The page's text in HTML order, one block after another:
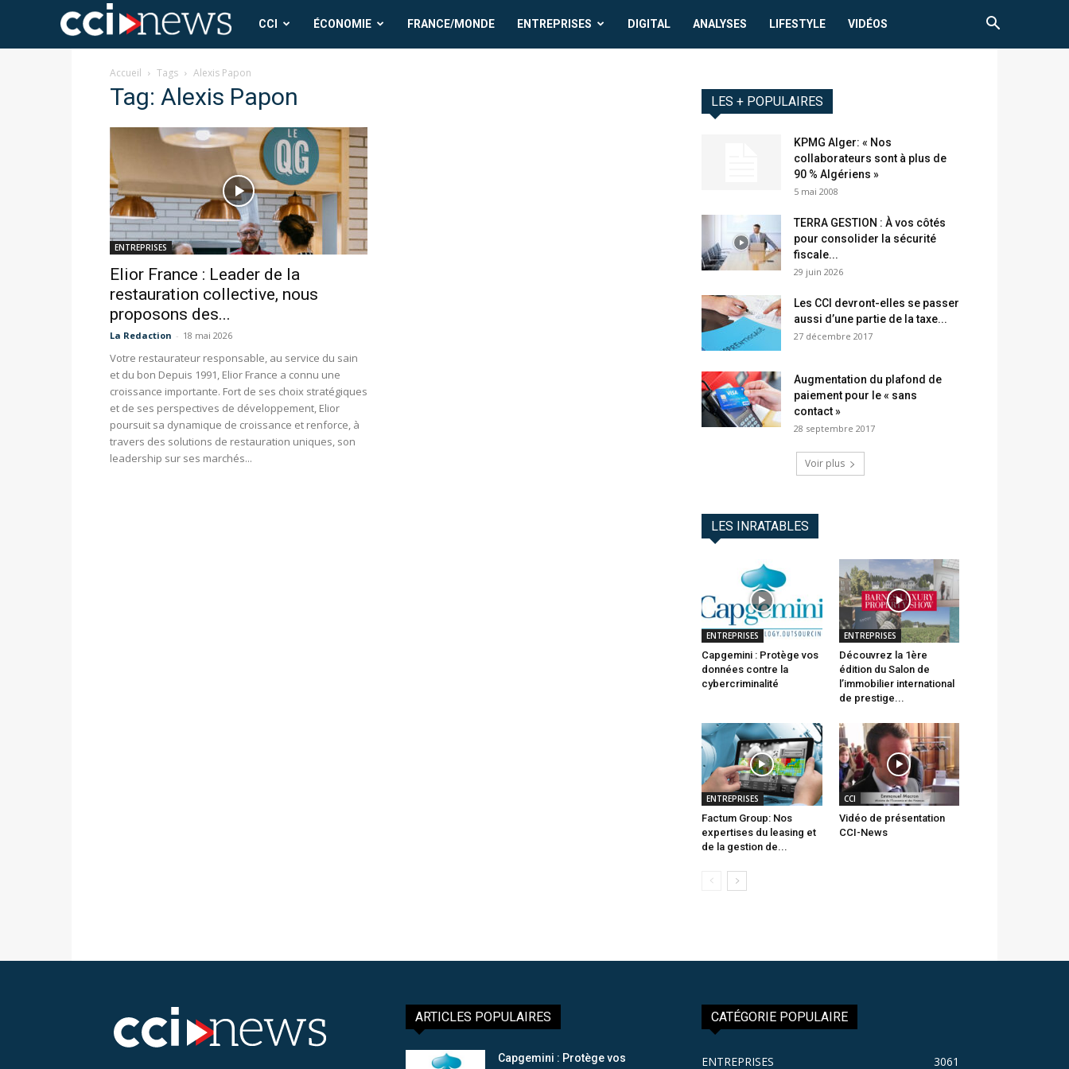
CCI
News
CCI ÉCONOMIE FRANCE/MONDE ENTREPRISES DIGITAL ANALYSES LIFESTYLE VIDÉOS
Accueil Tags Alexis Papon
Tag: Alexis Papon
ENTREPRISES
Elior France : Leader de la
restauration collective, nous
proposons des...
La Redaction - 18 mai 2026
Votre restaurateur responsable, au service du sain
et du bon Depuis 1991, Elior France a connu une
croissance importante. Fort de ses choix stratégiques
et de ses perspectives de développement, Elior
poursuit sa dynamique de croissance et renforce, à
travers des solutions de restauration uniques, son
leadership sur ses marchés...
LES + POPULAIRES
KPMG Alger: « Nos
collaborateurs sont à plus de
90 % Algériens »
5 mai 2008
TERRA GESTION : À vos côtés
pour consolider la sécurité
fiscale...
29 juin 2026
Les CCI devront-elles se passer
aussi d’une partie de la taxe...
27 décembre 2017
Augmentation du plafond de
paiement pour le « sans
contact »
28 septembre 2017
Voir plus
LES INRATABLES
ENTREPRISES
Capgemini : Protège vos
données contre la
cybercriminalité
ENTREPRISES
Découvrez la 1ère
édition du Salon de
l’immobilier international
de prestige...
ENTREPRISES
Factum Group: Nos
expertises du leasing et
de la gestion de...
CCI
Vidéo de présentation
CCI-News
ARTICLES POPULAIRES
Capgemini : Protège vos
CATÉGORIE POPULAIRE
ENTREPRISES 3061